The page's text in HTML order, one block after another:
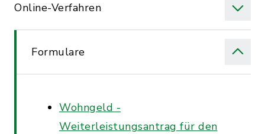
Online-Verfahren
Formulare
Wohngeld -
Weiterleistungsantrag für den